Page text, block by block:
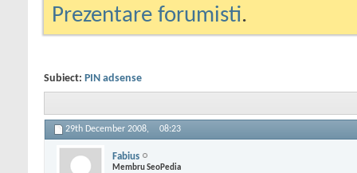
Prezentare forumisti.
Subiect: PIN adsense
29th December 2008, 08:23
Fabius
Membru SeoPedia